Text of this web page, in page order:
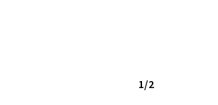
1/2